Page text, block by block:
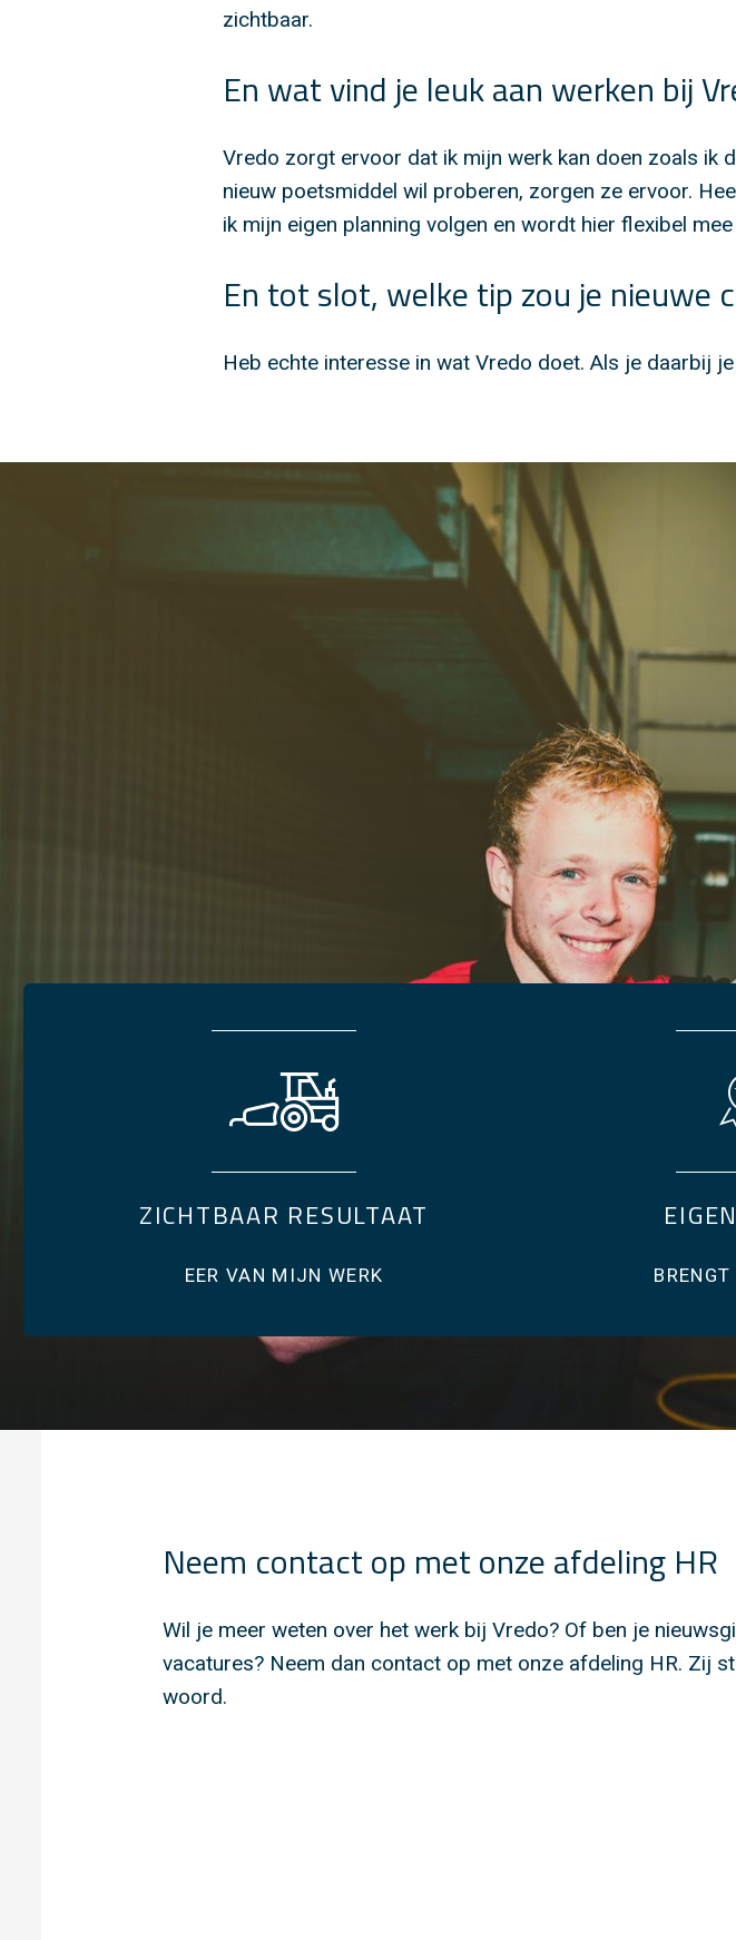
zichtbaar.
En wat vind je leuk aan werken bij
Vredo zorgt ervoor dat ik mijn werk kan doen zoals ik
nieuw poetsmiddel wil proberen, zorgen ze ervoor.
ik mijn eigen planning volgen en wordt hier flexibel
En tot slot, welke tip zou je nieuwe
Heb echte interesse in wat Vredo doet. Als je daarbij
ZICHTBAAR RESULTAAT
EER VAN MIJN WERK
Neem contact op met onze afdeling HR
Wil je meer weten over het werk bij Vredo? Of ben je
vacatures? Neem dan contact op met onze afdeling HR. Zij
woord.